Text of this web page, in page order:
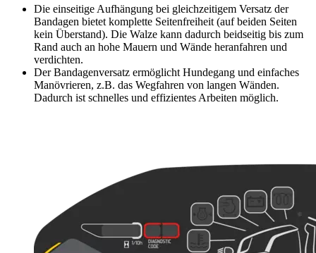
Die einseitige Aufhängung bei gleichzeitigem Versatz der
Bandagen bietet komplette Seitenfreiheit (auf beiden Seiten
kein Überstand). Die Walze kann dadurch beidseitig bis zum
Rand auch an hohe Mauern und Wände heranfahren und
verdichten.
Der Bandagenversatz ermöglicht Hundegang und einfaches
Manövrieren, z.B. das Wegfahren von langen Wänden.
Dadurch ist schnelles und effizientes Arbeiten möglich.